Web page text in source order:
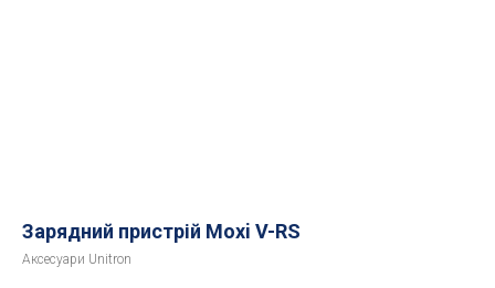
Зарядний пристрій Moxi V-RS
Аксесуари Unitron